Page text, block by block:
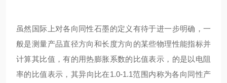
虽然国际上对各向同性石墨的定义有待于进一步明确，一
般是测量产品直径方向和长度方向的某些物理性能指标并
计算其比值，有的用热膨胀系数的比值表示，的是以电阻
率的比值表示，其异向比在1.0-1.1范围内称为各向同性产